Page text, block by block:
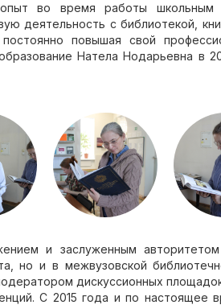
опыт во время работы школьным
деятельность с библиотекой,
повышая свой
Натела Нодарьевна в
и заслуженным
но и в межвузовской
дискуссионных
С 2015 года и по настоящее